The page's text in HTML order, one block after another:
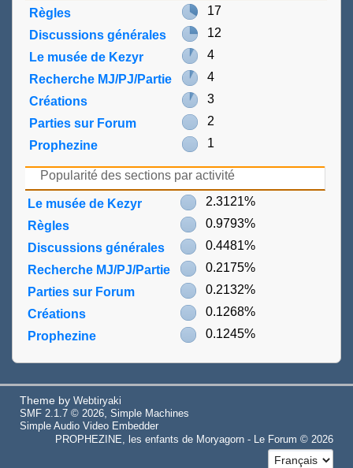
Règles
17
Discussions générales
12
Le musée de Kezyr
4
Recherche MJ/PJ/Partie
4
Créations
3
Parties sur Forum
2
Prophezine
1
Popularité des sections par activité
Le musée de Kezyr
2.3121%
Règles
0.9793%
Discussions générales
0.4481%
Recherche MJ/PJ/Partie
0.2175%
Parties sur Forum
0.2132%
Créations
0.1268%
Prophezine
0.1245%
Theme by Webtiryaki
SMF 2.1.7 © 2026 Simple Machines
Simple Audio Video Embedder
PROPHEZINE, les enfants de Moryagorn - Le Forum © 2026